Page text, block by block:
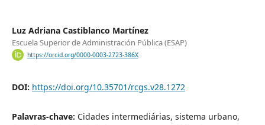
Luz Adriana Castiblanco Martínez
Escuela Superior de Administración Pública (ESAP)
https://orcid.org/0000-0003-2723-386X
DOI: https://doi.org/10.35701/rcgs.v28.1272
Palavras-chave: Cidades intermediárias, sistema urbano,